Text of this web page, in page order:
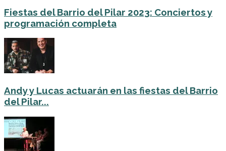
Fiestas del Barrio del Pilar 2023: Conciertos y
programación completa
Andy y Lucas actuarán en las fiestas del Barrio
del Pilar...